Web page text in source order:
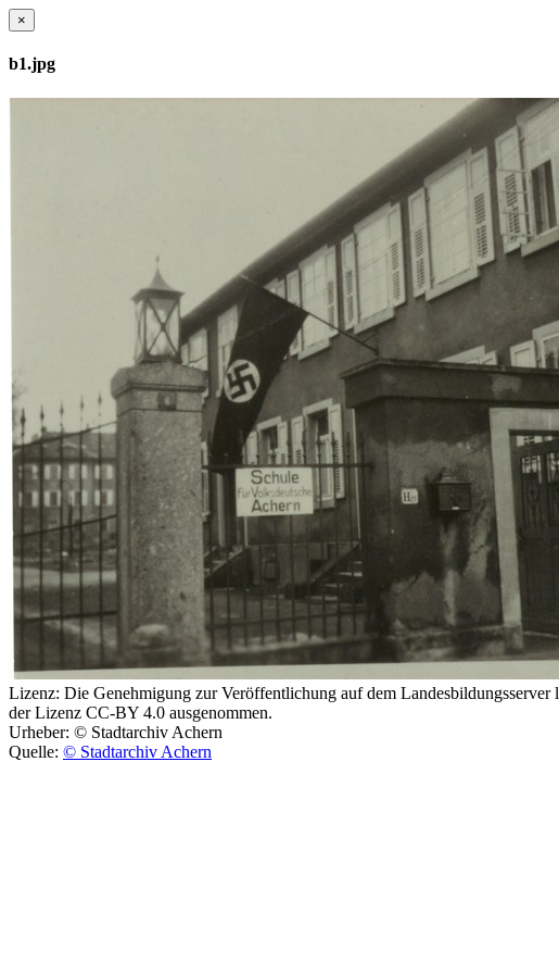
×
b1.jpg
Lizenz: Die Genehmigung zur Veröffentlichung auf dem
der Lizenz CC-BY 4.0 ausgenommen.
Urheber: © Stadtarchiv Achern
Quelle: © Stadtarchiv Achern